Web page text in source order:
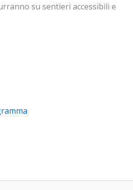
su sentieri accessibili e